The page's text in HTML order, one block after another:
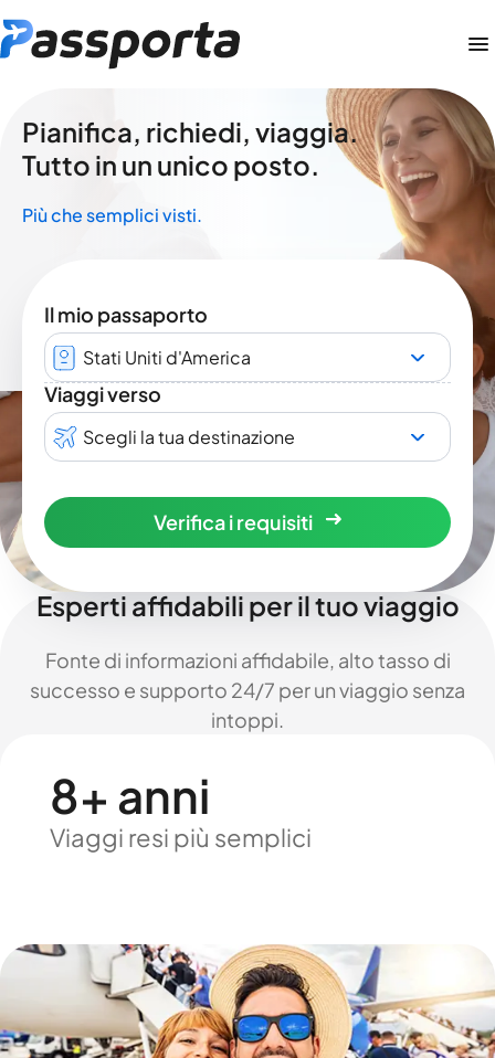
Pianifica, richiedi, viaggia.
Tutto in un unico posto.
Più che semplici visti.
Il mio passaporto
Stati Uniti d'America
Viaggi verso
Scegli la tua destinazione
Verifica i requisiti
Esperti affidabili per il tuo viaggio
Fonte di informazioni affidabile, alto tasso di
successo e supporto 24/7 per un viaggio senza
intoppi.
8+ anni
Viaggi resi più semplici